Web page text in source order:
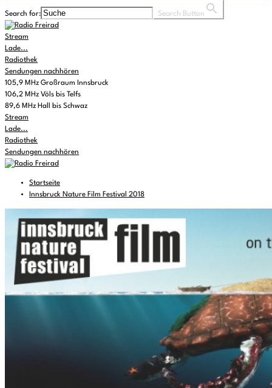
Search for: Search Button
Stream
Lade...
Radiothek
Sendungen nachhören
105,9 MHz Großraum Innsbruck
106,2 MHz Völs bis Telfs
89,6 MHz Hall bis Schwaz
Stream
Lade...
Radiothek
Sendungen nachhören
Startseite
Innsbruck Nature Film Festival 2018